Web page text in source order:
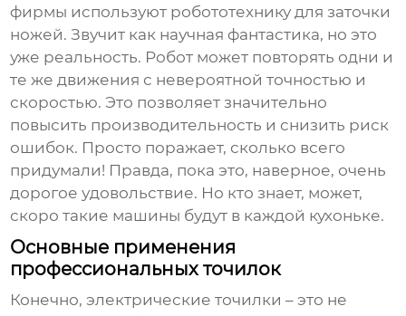
фирмы используют робототехнику для заточки
ножей. Звучит как научная фантастика, но это
уже реальность. Робот может повторять одни и
те же движения с невероятной точностью и
скоростью. Это позволяет значительно
повысить производительность и снизить риск
ошибок. Просто поражает, сколько всего
придумали! Правда, пока это, наверное, очень
дорогое удовольствие. Но кто знает, может,
скоро такие машины будут в каждой кухоньке.
Основные применения
профессиональных точилок
Конечно, электрические точилки – это не